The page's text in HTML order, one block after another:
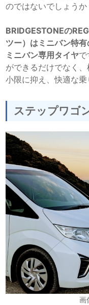
のではないでしょうか
BRIDGESTONEの
ツー）はミニバン特
ミニバン専用タイヤ
ができるだけでなく
小限に抑え、快適な乗
ステップワゴ
画